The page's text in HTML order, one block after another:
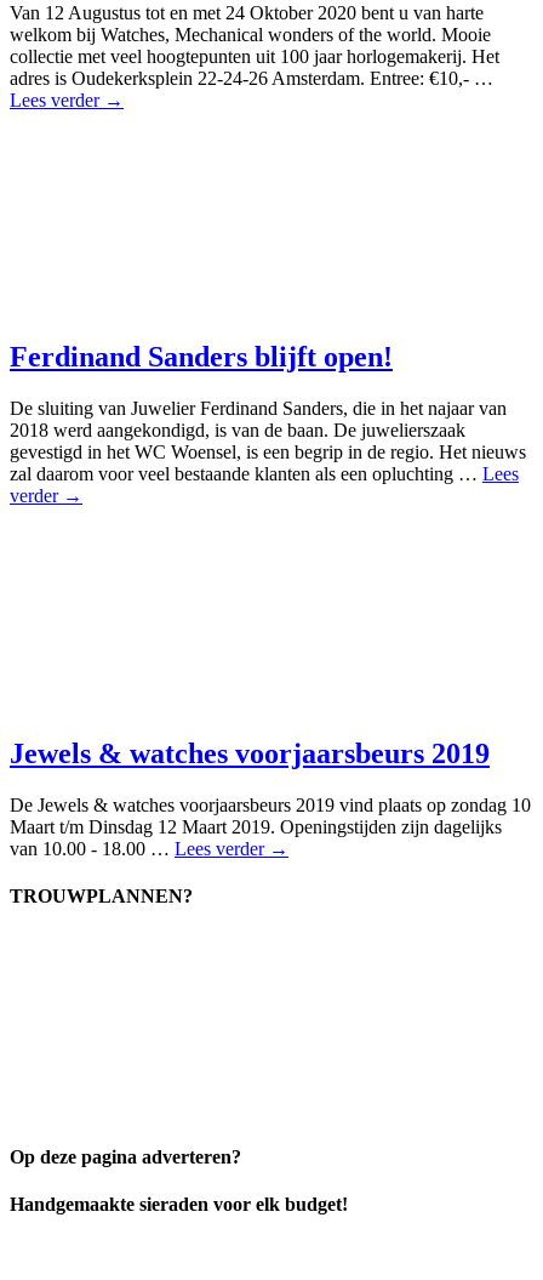
Van 12 Augustus tot en met 24 Oktober 2020 bent u van harte
welkom bij Watches, Mechanical wonders of the world. Mooie
collectie met veel hoogtepunten uit 100 jaar horlogemakerij. Het
adres is Oudekerksplein 22-24-26 Amsterdam. Entree: €10,- …
Lees verder →
Ferdinand Sanders blijft open!
De sluiting van Juwelier Ferdinand Sanders, die in het najaar van
2018 werd aangekondigd, is van de baan. De juwelierszaak
gevestigd in het WC Woensel, is een begrip in de regio. Het nieuws
zal daarom voor veel bestaande klanten als een opluchting … Lees
verder →
Jewels & watches voorjaarsbeurs 2019
De Jewels & watches voorjaarsbeurs 2019 vind plaats op zondag 10
Maart t/m Dinsdag 12 Maart 2019. Openingstijden zijn dagelijks
van 10.00 - 18.00 … Lees verder →
TROUWPLANNEN?
Op deze pagina adverteren?
Handgemaakte sieraden voor elk budget!